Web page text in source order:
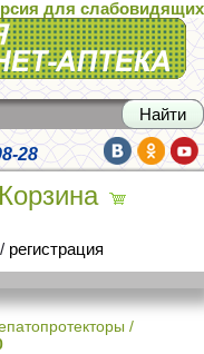
для слабовидящих
28
Корзина
/ регистрация
/